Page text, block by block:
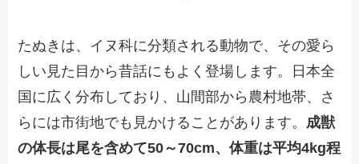
たぬきは、イヌ科に分類される動物で、その愛ら
しい見た目から昔話にもよく登場します。日本全
国に広く分布しており、山間部から農村地帯、さ
らには市街地でも見かけることがあります。 成獣
の体長は尾を含めて50～70cm、体重は平均4kg程